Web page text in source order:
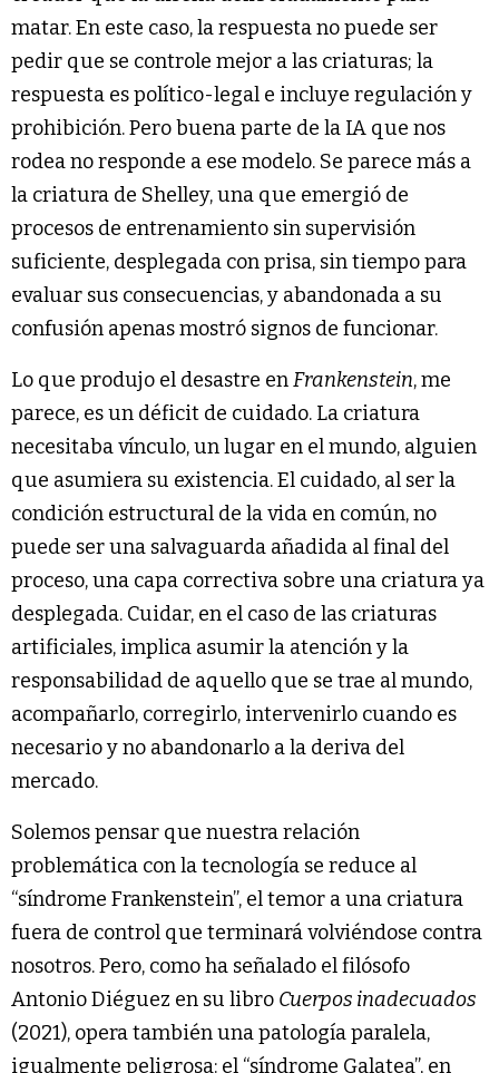
matar. En este caso, la respuesta no puede ser
pedir que se controle mejor a las criaturas; la
respuesta es político-legal e incluye regulación y
prohibición. Pero buena parte de la IA que nos
rodea no responde a ese modelo. Se parece más a
la criatura de Shelley, una que emergió de
procesos de entrenamiento sin supervisión
suficiente, desplegada con prisa, sin tiempo para
evaluar sus consecuencias, y abandonada a su
confusión apenas mostró signos de funcionar.
Lo que produjo el desastre enFrankenstein, me
parece, es un déficit de cuidado. La criatura
necesitaba vínculo, un lugar en el mundo, alguien
que asumiera su existencia. El cuidado, al ser la
condición estructural de la vida en común, no
puede ser una salvaguarda añadida al final del
proceso, una capa correctiva sobre una criatura ya
desplegada. Cuidar, en el caso de las criaturas
artificiales, implica asumir la atención y la
responsabilidad de aquello que se trae al mundo,
acompañarlo, corregirlo, intervenirlo cuando es
necesario y no abandonarlo a la deriva del
mercado.
Solemos pensar que nuestra relación
problemática con la tecnología se reduce al
“síndrome Frankenstein”, el temor a una criatura
fuera de control que terminará volviéndose contra
nosotros. Pero, como ha señalado el filósofo
Antonio Diéguez en su libro Cuerpos inadecuados
(2021), opera también una patología paralela,
igualmente peligrosa: el “síndrome Galatea”, en